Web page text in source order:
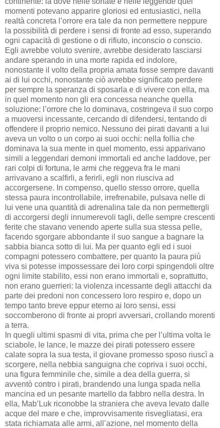
momenti potevano apparire gloriosi ed entusiastici, nella
realtà concreta l’orrore era tale da non permettere neppure
la possibilità di perdere i sensi di fronte ad esso, superando
ogni capacità di gestione o di rifiuto, inconscio o conscio.
Egli avrebbe voluto svenire, avrebbe desiderato lasciarsi
andare sperando in una morte rapida ed indolore,
nonostante il volto della propria amata fosse sempre davanti
ai di lui occhi, nonostante ciò avrebbe significato perdere
per sempre la speranza di sposarla e di vivere con ella, ma
in quel momento non gli era concessa neanche quella
soluzione: l’orrore che lo dominava, costringeva il suo corpo
a muoversi incessante, cercando di difendersi, tentando di
offendere il proprio nemico. Nessuno dei pirati davanti a lui
aveva un volto o un corpo ai suoi occhi: nella follia che
dominava la sua mente in quel momento, essi apparivano
simili a leggendari demoni immortali ed anche laddove, per
rari colpi di fortuna, le armi che reggeva fra le mani
arrivavano a scalfirli, a ferirli, egli non riusciva ad
accorgersene. In compenso, quello stesso orrore, quella
stessa paura incontrollabile, irrefrenabile, pulsava nelle di
lui vene una quantità di adrenalina tale da non permettergli
di accorgersi degli innumerevoli tagli, delle sempre crescenti
ferite che stavano venendo aperte sulla sua stessa pelle,
facendo sgorgare abbondante il suo sangue a bagnare la
sabbia bianca sotto di lui. Ma per quanto egli ed i suoi
compagni potessero combattere, per quanto la paura più
viva si potesse impossessare dei loro corpi spingendoli oltre
ogni limite stabilito, essi non erano immortali e, soprattutto,
non erano guerrieri: la violenza incessante degli attacchi da
parte dei predoni non concessero loro respiro e, dopo un
tempo tanto breve eppur eterno ai loro sensi, essi
soccomberono di fronte ai propri avversari, crollando morenti
a terra.
In quegli ultimi spasmi di vita, prima che per l’ultima volta le
sciabole, le lance, le mazze dei pirati potessero essere
calate sopra la sua testa, il giovane promesso sposo riuscì a
scorgere, nella nebbia sanguigna che copriva i suoi occhi,
una figura femminile che, simile a dea della guerra, si
avventò contro i pirati, brandendo una lunga spada nella
mancina ed un pesante martello da fabbro nella destra. In
ella, Mab’Luk riconobbe la straniera che aveva levato dalle
acque del mare e che, improvvisamente risvegliatasi, era
stata richiamata alle armi, all’azione, nel momento della